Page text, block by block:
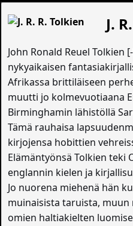
J.
John Ronald Reuel Tolkien
nykyaikaisen
Afrikassa brittiläiseen
muutti jo kolmevuotiaana
Birminghamin lähistöllä
Tämä rauhaisa
kirjojensa hobittien
Elämäntyönsä Tolkien teki
englannin kielen ja
Jo nuorena miehenä hän
muinaisista taruista, muun
omien haltiakielten